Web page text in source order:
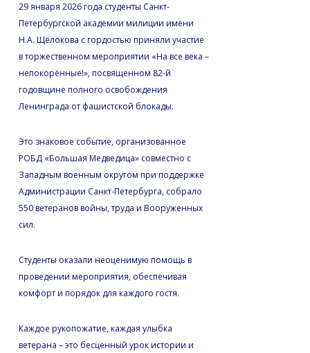
29 января 2026 года студенты Санкт-
Петербургской академии милиции имени
Н.А. Щёлокова с гордостью приняли участие
в торжественном мероприятии «На все века –
непокорённые!», посвященном 82-й
годовщине полного освобождения
Ленинграда от фашистской блокады.
Это знаковое событие, организованное
РОБД «Большая Медведица» совместно с
Западным военным округом при поддержке
Администрации Санкт-Петербурга, собрало
550 ветеранов войны, труда и Вооруженных
сил.
Студенты оказали неоценимую помощь в
проведении мероприятия, обеспечивая
комфорт и порядок для каждого гостя.
Каждое рукопожатие, каждая улыбка
ветерана – это бесценный урок истории и